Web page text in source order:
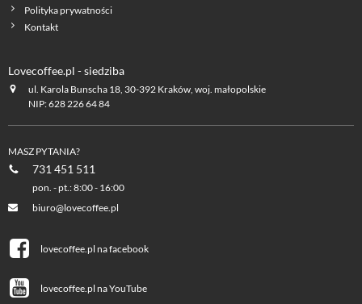
Polityka prywatności
Kontakt
Lovecoffee.pl - siedziba
ul. Karola Bunscha 18, 30-392 Kraków, woj. małopolskie
NIP: 628 226 64 84
MASZ PYTANIA?
731 451 511
pon. - pt.: 8:00 - 16:00
biuro@lovecoffee.pl
lovecoffee.pl na facebook
lovecoffee.pl na YouTube